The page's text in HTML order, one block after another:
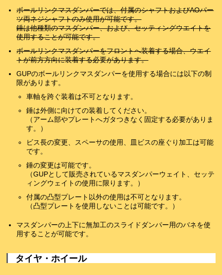
ボールリンクマスダンパーでは、付属のシャフトおよびAOパー
ツ両ネジシャフトのみ使用が可能です。
錘は他種類のマスダンパー、および、セッティングウエイトを
使用することが可能です。
ボールリンクマスダンパーをフロントへ装着する場合、ウエイ
トが前方方向に装着する必要があります。
GUPのボールリンクマスダンパーを使用する場合には以下の制
限があります。
車軸を跨ぐ装着は不可となります。
錘は外側に向けての装着してください。
（アーム部やプレートへガタつきなく固定する必要がありま
す。）
ビス長の変更、スペーサの使用、皿ビスの座ぐり加工は可能
です。
錘の変更は可能です。
（GUPとして販売されているマスダンパーウェイト、セッテ
ィングウェイトの使用に限ります。）
付属の凸型プレート以外の使用は不可となります。
（凸型プレートを使用しないことは可能です。）
マスダンパーの上下に無加工のスライドダンパー用のバネを使
用することが可能です。
タイヤ・ホイール